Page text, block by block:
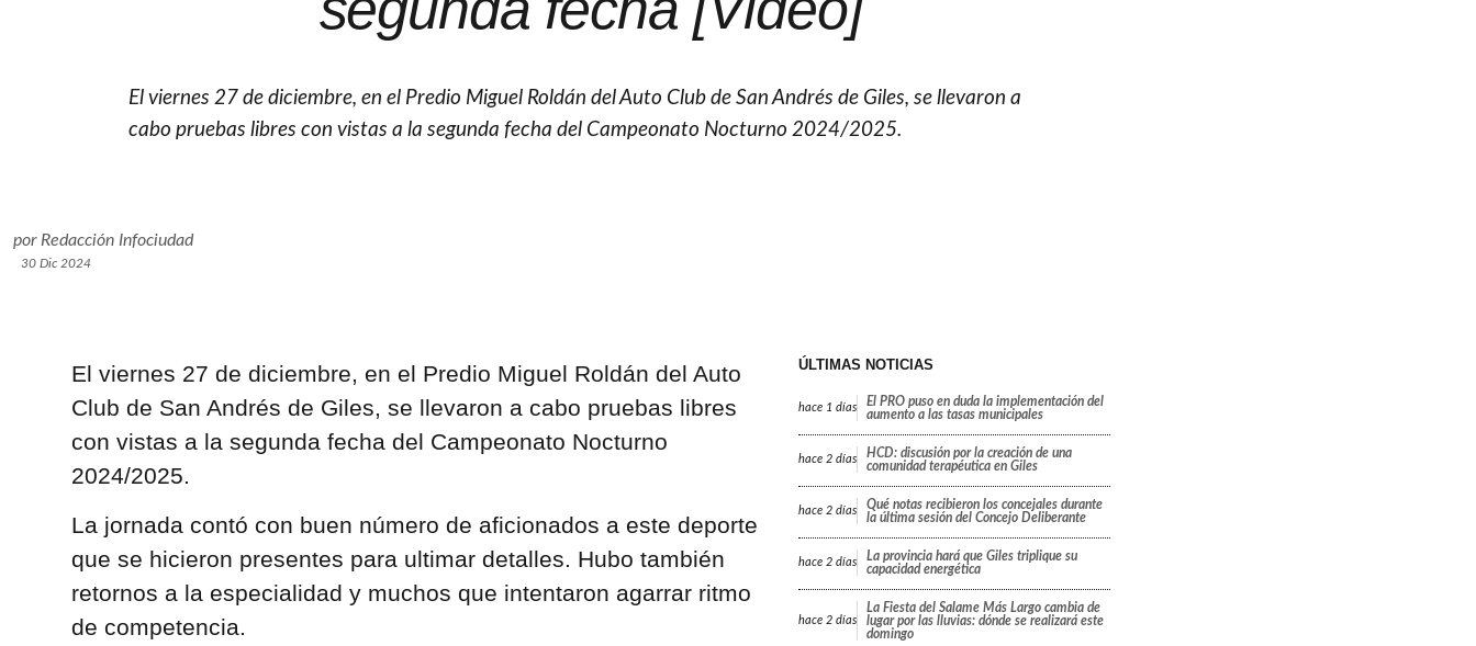
El viernes 27 de diciembre, en el Predio Miguel Roldán del Auto Club de San Andrés de Giles, se llevaron a
cabo pruebas libres con vistas a la segunda fecha del Campeonato Nocturno 2024/2025.
porRedacción Infociudad
30 Dic 2024
El viernes 27 de diciembre, en el Predio Miguel Roldán del Auto
Club de San Andrés de Giles, se llevaron a cabo pruebas libres
con vistas a la segunda fecha del Campeonato Nocturno
2024/2025.
La jornada contó con buen número de aficionados a este deporte
que se hicieron presentes para ultimar detalles. Hubo también
retornos a la especialidad y muchos que intentaron agarrar ritmo
de competencia.
ÚLTIMAS NOTICIAS
hace 1 días
El PRO puso en duda la implementación del
aumento a las tasas municipales
hace 2 días
HCD: discusión por la creación de una
comunidad terapéutica en Giles
hace 2 días
Qué notas recibieron los concejales durante
la última sesión del Concejo Deliberante
hace 2 días
La provincia hará que Giles triplique su
capacidad energética
hace 2 días
La Fiesta del Salame Más Largo cambia de
lugar por las lluvias: dónde se realizará este
domingo